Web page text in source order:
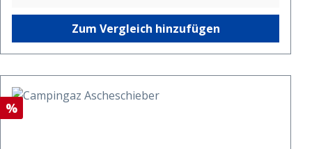
Zum Vergleich hinzufügen
Rabatt
%